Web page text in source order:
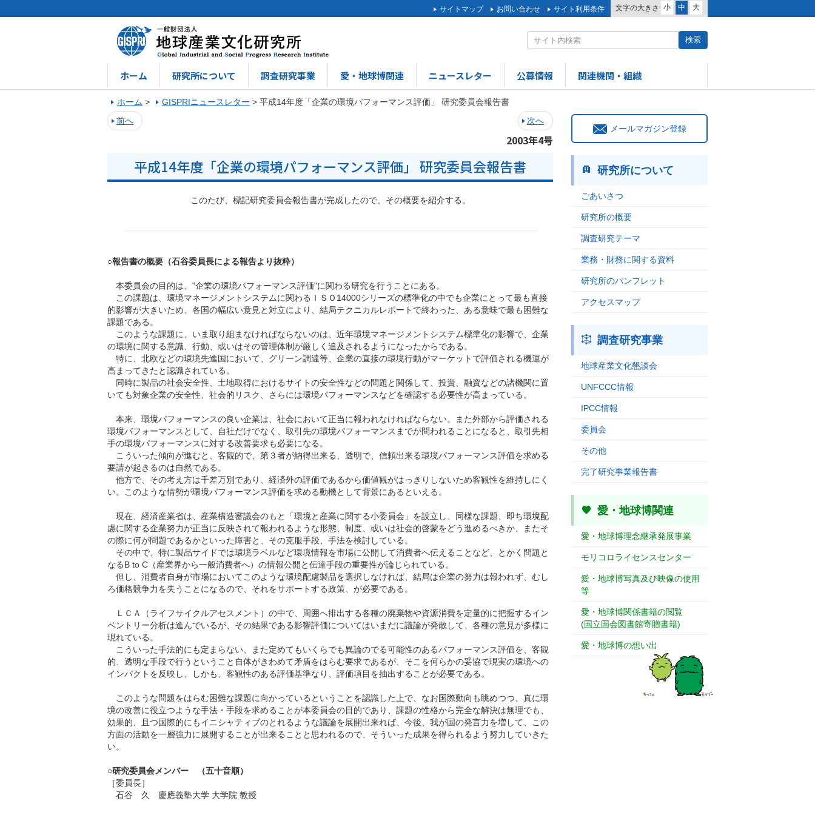
文字の大きさ 小 中 大
サイトマップ お問い合わせ サイト利用条件
ホーム 研究所について 調査研究事業 愛・地球博関連 ニュースレター 公募情報 関連機関・組織
ホーム > GISPRIニュースレター > 平成14年度「企業の環境パフォーマンス評価」 研究委員会報告書
前へ
次へ
2003年4号
平成14年度「企業の環境パフォーマンス評価」 研究委員会報告書
このたび、標記研究委員会報告書が完成したので、その概要を紹介する。
○報告書の概要（石谷委員長による報告より抜粋）
本委員会の目的は、"企業の環境パフォーマンス評価"に関わる研究を行うことにある。
この課題は、環境マネージメントシステムに関わるＩＳＯ14000シリーズの標準化の中でも企業にとって最も直接
的影響が大きいため、各国の幅広い意見と対立により、結局テクニカルレポートで終わった、ある意味で最も困難な
課題である。
このような課題に、いま取り組まなければならないのは、近年環境マネージメントシステム標準化の影響で、企業
の環境に関する意識、行動、或いはその管理体制が厳しく追及されるようになったからである。
特に、北欧などの環境先進国において、グリーン調達等、企業の直接の環境行動がマーケットで評価される機運が
高まってきたと認識されている。
同時に製品の社会安全性、土地取得におけるサイトの安全性などの問題と関係して、投資、融資などの諸機関に置
いても対象企業の安全性、社会的リスク、さらには環境パフォーマンスなどを確認する必要性が高まっている。
本来、環境パフォーマンスの良い企業は、社会において正当に報われなければならない。また外部から評価される
環境パフォーマンスとして、自社だけでなく、取引先の環境パフォーマンスまでが問われることになると、取引先相
手の環境パフォーマンスに対する改善要求も必要になる。
こういった傾向が進むと、客観的で、第３者が納得出来る、透明で、信頼出来る環境パフォーマンス評価を求める
要請が起きるのは自然である。
他方で、その考え方は千差万別であり、経済外の評価であるから価値観がはっきりしないため客観性を維持しにく
い。このような情勢が環境パフォーマンス評価を求める動機として背景にあるといえる。
現在、経済産業省は、産業構造審議会のもと「環境と産業に関する小委員会」を設立し、同様な課題、即ち環境配
慮に関する企業努力が正当に反映されて報われるような形態、制度、或いは社会的啓蒙をどう進めるべきか、またそ
の際に何が問題であるかといった障害と、その克服手段、手法を検討している。
その中で、特に製品サイドでは環境ラベルなど環境情報を市場に公開して消費者へ伝えることなど、とかく問題と
なるB to C（産業界から一般消費者へ）の情報公開と伝達手段の重要性が論じられている。
但し、消費者自身が市場においてこのような環境配慮製品を選択しなければ、結局は企業の努力は報われず、むし
ろ価格競争力を失うことになるので、それをサポートする政策、が必要である。
ＬＣＡ（ライフサイクルアセスメント）の中で、周囲へ排出する各種の廃棄物や資源消費を定量的に把握するイン
ベントリー分析は進んでいるが、その結果である影響評価についてはいまだに議論が発散して、各種の意見が多様に
現れている。
こういった手法的にも定まらない、また定めてもいくらでも異論のでる可能性のあるパフォーマンス評価を、客観
的、透明な手段で行うということ自体がきわめて矛盾をはらむ要求であるが、そこを何らかの妥協で現実の環境への
インパクトを反映し、しかも、客観性のある評価基準なり、評価項目を抽出することが必要である。
このような問題をはらむ困難な課題に向かっているということを認識した上で、なお国際動向も眺めつつ、真に環
境の改善に役立つような手法・手段を求めることが本委員会の目的であり、課題の性格から完全な解決は無理でも、
効果的、且つ国際的にもイニシャティブのとれるような議論を展開出来れば、今後、我が国の発言力を増して、この
方面の活動を一層強力に展開することが出来ることと思われるので、そういった成果を得られるよう努力していきた
い。
○研究委員会メンバー （五十音順）
［委員長］
石谷 久
慶應義塾大学 大学院 教授
メールマガジン登録
研究所について
ごあいさつ
研究所の概要
調査研究テーマ
業務・財務に関する資料
研究所のパンフレット
アクセスマップ
調査研究事業
地球産業文化懇談会
UNFCCC情報
IPCC情報
委員会
その他
完了研究事業報告書
愛・地球博関連
愛・地球博理念継承発展事業
モリコロライセンスセンター
愛・地球博写真及び映像の使用
等
愛・地球博関係書籍の閲覧
(国立国会図書館寄贈書籍)
愛・地球博の想い出